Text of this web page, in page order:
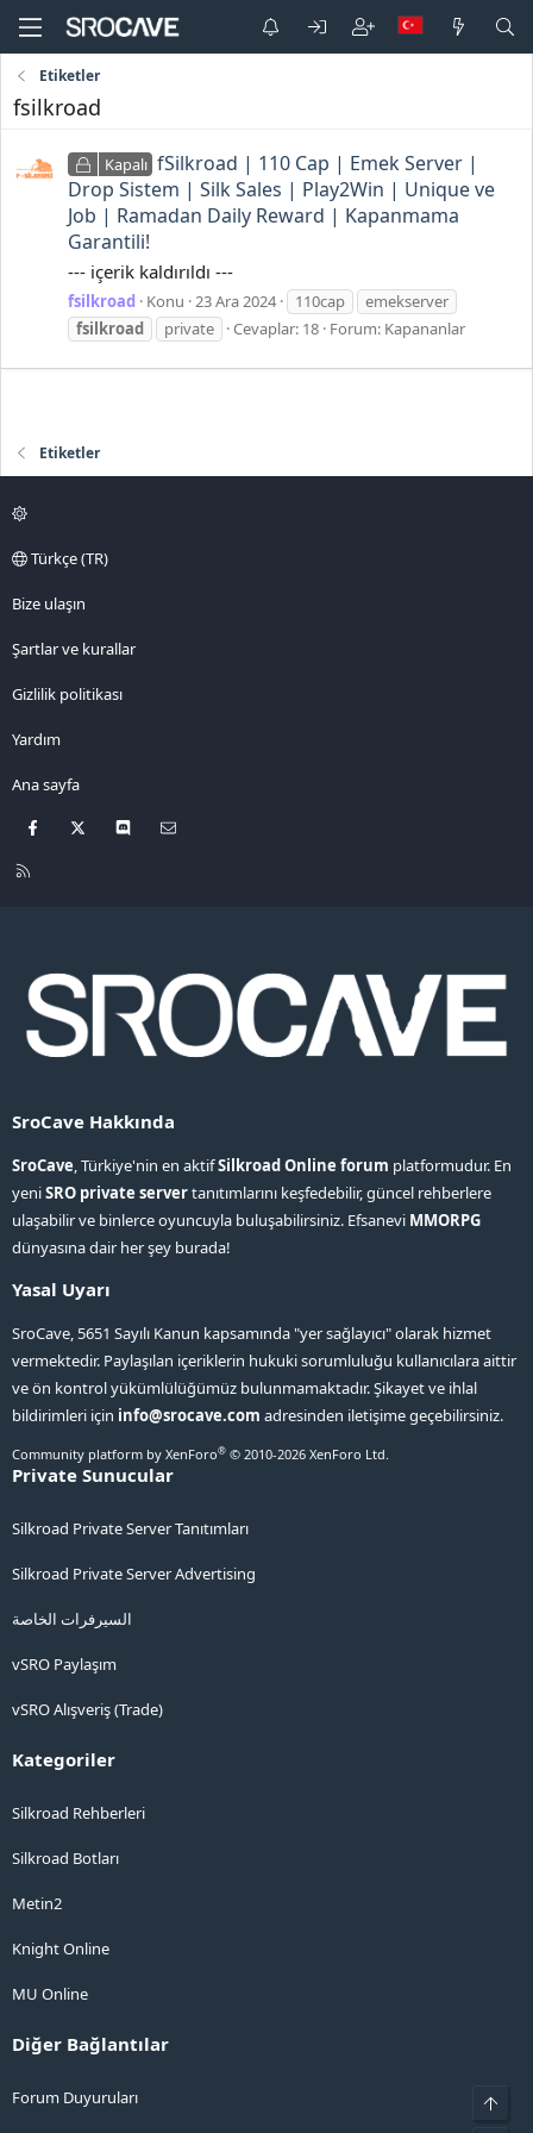
Etiketler
fsilkroad
Kapalı fSilkroad | 110 Cap | Emek Server |
Drop Sistem | Silk Sales | Play2Win | Unique ve
Job | Ramadan Daily Reward | Kapanmama
Garantili!
--- içerik kaldırıldı ---
fsilkroad Konu 23 Ara 2024 110cap
emekserver
fsilkroad
private Cevaplar: 18 Forum: Kapananlar
Etiketler
Türkçe (TR)
Bize ulaşın
Şartlar ve kurallar
Gizlilik politikası
Yardım
Ana sayfa
Facebook Discord
R
SroCave Hakkında
SroCave, Türkiye'nin en aktifSilkroad Online forum platformudur. En
yeniSRO private servertanıtımlarını keşfedebilir, güncel rehberlere
ulaşabilir ve binlerce oyuncuyla buluşabilirsiniz. Efsanevi MMORPG
dünyasına dair her şey burada!
Yasal Uyarı
SroCave, 5651 Sayılı Kanun kapsamında "yer sağlayıcı" olarak hizmet
vermektedir. Paylaşılan içeriklerin hukuki sorumluluğu kullanıcılara aittir
ve ön kontrol yükümlülüğümüz bulunmamaktadır. Şikayet ve ihlal
bildirimleri için info@srocave.com adresinden iletişime geçebilirsiniz.
Community platform by XenForo® © 2010-2026 XenForo Ltd.
Private Sunucular
Silkroad Private Server Tanıtımları
Silkroad Private Server Advertising
السيرفرات الخاصة
vSRO Paylaşım
vSRO Alışveriş (Trade)
Kategoriler
Silkroad Rehberleri
Silkroad Botları
Metin2
Knight Online
MU Online
Diğer Bağlantılar
Forum Duyuruları